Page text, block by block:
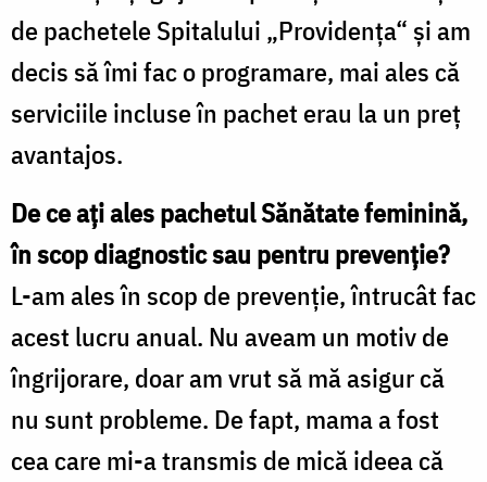
de pachetele Spitalului „Providenţa“ şi am
decis să îmi fac o programare, mai ales că
serviciile incluse în pachet erau la un preţ
avantajos.
De ce aţi ales pachetul Sănătate feminină,
în scop diagnostic sau pentru prevenţie?
L-am ales în scop de prevenţie, întrucât fac
acest lucru anual. Nu aveam un motiv de
îngrijorare, doar am vrut să mă asigur că
nu sunt probleme. De fapt, mama a fost
cea care mi-a transmis de mică ideea că